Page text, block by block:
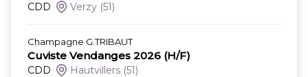
CDD Verzy (51)
Champagne G.TRIBAUT
Cuviste Vendanges 2026 (H/F)
CDD Hautvillers (51)